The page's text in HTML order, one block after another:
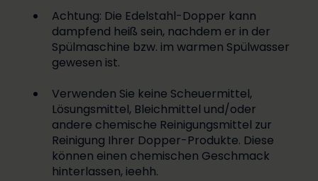
Achtung: Die Edelstahl-Dopper kann
dampfend heiß sein, nachdem er in der
Spülmaschine bzw. im warmen Spülwasser
gewesen ist.
Verwenden Sie keine Scheuermittel,
Lösungsmittel, Bleichmittel und/oder
andere chemische Reinigungsmittel zur
Reinigung Ihrer Dopper-Produkte. Diese
können einen chemischen Geschmack
hinterlassen, ieehh.